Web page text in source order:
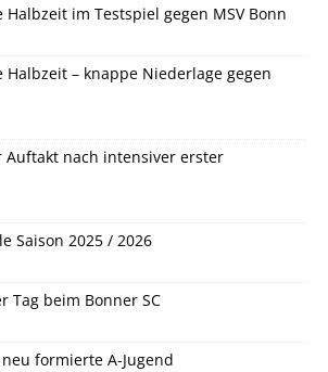
Halbzeit im Testspiel gegen MSV Bonn
Halbzeit – knappe Niederlage gegen
Auftakt nach intensiver erster
Saison 2025 / 2026
Tag beim Bonner SC
formierte A-Jugend